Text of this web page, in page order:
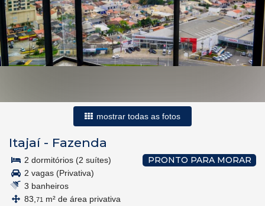
mostrar todas as fotos
Itajaí- Fazenda
PRONTO PARA MORAR
2 dormitórios (2 suítes)
2 vagas (Privativa)
3 banheiros
83, 71 m² de área privativa